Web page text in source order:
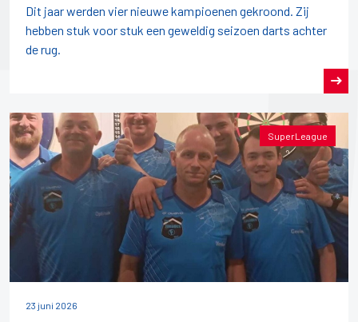
Dit jaar werden vier nieuwe kampioenen gekroond. Zij
hebben stuk voor stuk een geweldig seizoen darts achter
de rug.
SuperLeague
23 juni 2026